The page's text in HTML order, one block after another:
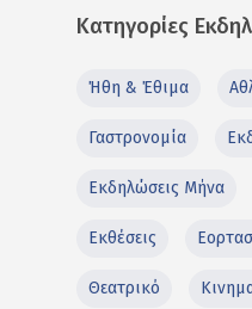
Κατηγορίες
Ήθη & Έθιμα
Γαστρονομία
Εκδηλώσεις Μήνα
Εκθέσεις
Θεατρικό